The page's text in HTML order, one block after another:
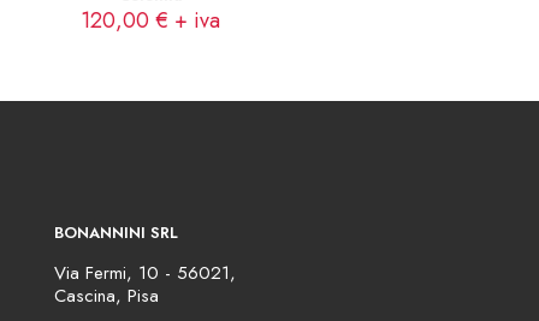
120,00 € + iva
BONANNINI SRL
Via Fermi, 10 - 56021,
Cascina, Pisa